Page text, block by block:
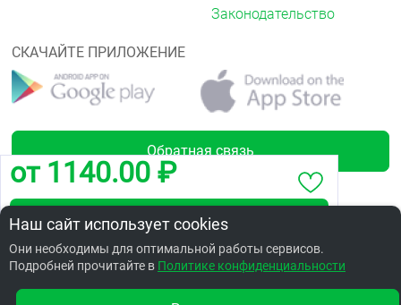
от 1140.00 ₽
Забронировать по адресу ул.Дианова,14
Заказать в интернет аптеке по цене: 1352.86 ₽
Законодательство
СКАЧАЙТЕ ПРИЛОЖЕНИЕ
Обратная связь
Лицензии
Наш сайт использует cookies
Они необходимы для оптимальной работы сервисов.
Подробней прочитайте в Политике конфиденциальности